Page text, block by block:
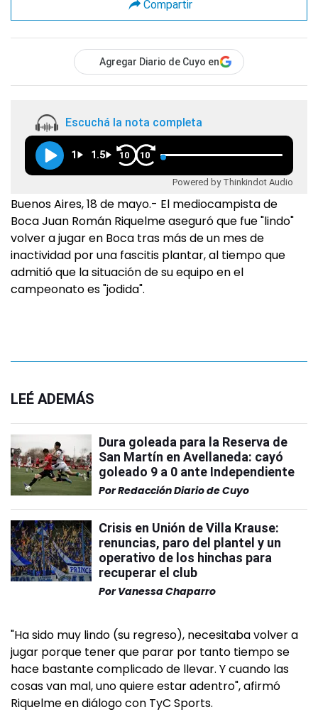
Compartir
Agregar Diario de Cuyo en
Escuchá la nota completa
1 1.5 10 10
Powered by Thinkindot Audio
Buenos Aires, 18 de mayo.- El mediocampista de
Boca Juan Román Riquelme aseguró que fue "lindo"
volver a jugar en Boca tras más de un mes de
inactividad por una fascitis plantar, al tiempo que
admitió que la situación de su equipo en el
campeonato es "jodida".
LEÉ ADEMÁS
Dura goleada para la Reserva de
San Martín en Avellaneda: cayó
goleado 9 a 0 ante Independiente
PorRedacción Diario de Cuyo
Crisis en Unión de Villa Krause:
renuncias, paro del plantel y un
operativo de los hinchas para
recuperar el club
Por Vanessa Chaparro
"Ha sido muy lindo (su regreso), necesitaba volver a
jugar porque tener que parar por tanto tiempo se
hace bastante complicado de llevar. Y cuando las
cosas van mal, uno quiere estar adentro", afirmó
Riquelme en diálogo con TyC Sports.